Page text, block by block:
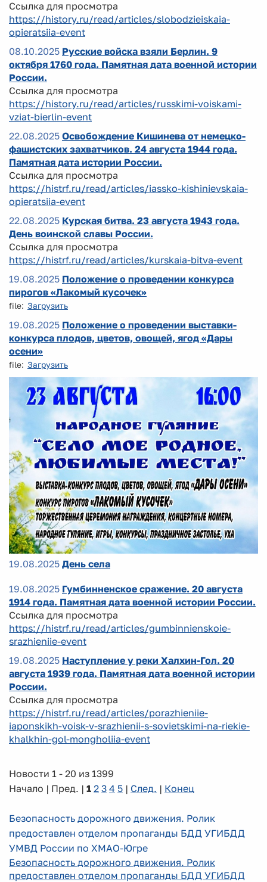
Ссылка для просмотра
https://history.ru/read/articles/slobodzieiskaia-
opieratsiia-event
08.10.2025 Русские войска взяли Берлин. 9
октября 1760 года. Памятная дата военной истории
России.
Ссылка для просмотра
https://history.ru/read/articles/russkimi-voiskami-
vziat-bierlin-event
22.08.2025 Освобождение Кишинева от немецко-
фашистских захватчиков. 24 августа 1944 года.
Памятная дата истории России.
Ссылка для просмотра
https://histrf.ru/read/articles/iassko-kishinievskaia-
opieratsiia-event
22.08.2025 Курская битва. 23 августа 1943 года.
День воинской славы России.
Ссылка для просмотра
https://histrf.ru/read/articles/kurskaia-bitva-event
19.08.2025 Положение о проведении конкурса
пирогов «Лакомый кусочек»
file: Загрузить
19.08.2025 Положение о проведении выставки-
конкурса плодов, цветов, овощей, ягод «Дары
осени»
file: Загрузить
19.08.2025 День села
19.08.2025 Гумбинненское сражение. 20 августа
1914 года. Памятная дата военной истории России.
Ссылка для просмотра
https://histrf.ru/read/articles/gumbinnienskoie-
srazhieniie-event
19.08.2025 Наступление у реки Халхин-Гол. 20
августа 1939 года. Памятная дата военной истории
России.
Ссылка для просмотра
https://histrf.ru/read/articles/porazhieniie-
iaponskikh-voisk-v-srazhienii-s-sovietskimi-na-riekie-
khalkhin-gol-mongholiia-event
Новости 1 - 20 из 1399
Начало | Пред. | 1 2 3 4 5 | След. | Конец
Безопасность дорожного движения. Ролик
предоставлен отделом пропаганды БДД УГИБДД
УМВД России по ХМАО-Югре
Безопасность дорожного движения. Ролик
предоставлен отделом пропаганды БДД УГИБДД